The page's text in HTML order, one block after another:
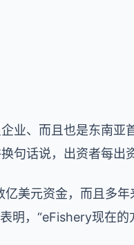
业、而且也是东南
话说，出资者每出
美元资金，而且多
，“eFishery现在的